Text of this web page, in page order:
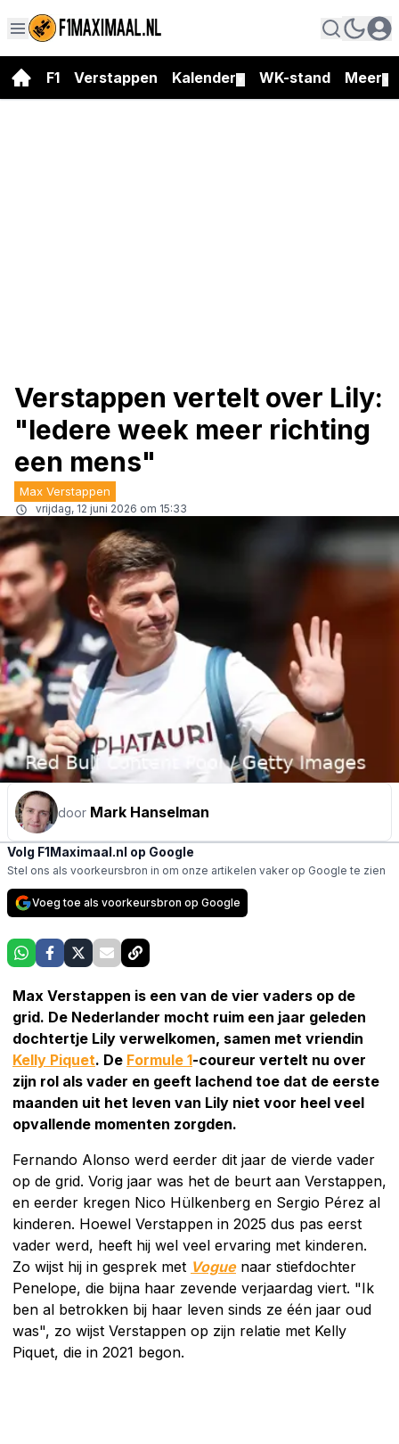
F1 Verstappen Kalender WK-stand Meer
Verstappen vertelt over Lily:
"Iedere week meer richting
een mens"
Max Verstappen
vrijdag, 12 juni 2026 om 15:33
door Mark Hanselman
Volg F1Maximaal.nl op Google
Stel ons als voorkeursbron in om onze artikelen vaker op Google te zien
Voeg toe als voorkeursbron op Google
Max Verstappen is een van de vier vaders op de
grid. De Nederlander mocht ruim een jaar geleden
dochtertje Lily verwelkomen, samen met vriendin
Kelly Piquet. De Formule 1-coureur vertelt nu over
zijn rol als vader en geeft lachend toe dat de eerste
maanden uit het leven van Lily niet voor heel veel
opvallende momenten zorgden.
Fernando Alonso werd eerder dit jaar de vierde vader
op de grid. Vorig jaar was het de beurt aan Verstappen,
en eerder kregen Nico Hülkenberg en Sergio Pérez al
kinderen. Hoewel Verstappen in 2025 dus pas eerst
vader werd, heeft hij wel veel ervaring met kinderen.
Zo wijst hij in gesprek met Vogue naar stiefdochter
Penelope, die bijna haar zevende verjaardag viert. "Ik
ben al betrokken bij haar leven sinds ze één jaar oud
was", zo wijst Verstappen op zijn relatie met Kelly
Piquet, die in 2021 begon.